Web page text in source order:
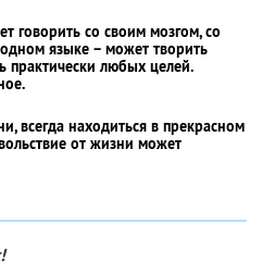
говорить со своим мозгом, со
языке – может творить
практически любых целей.
всегда находиться в прекрасном
от жизни может